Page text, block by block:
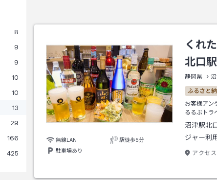
8
9
9
10
10
13
29
166
425
無線LAN
駅徒歩5分
駐車場あり
くれ
北口
静岡県
ふるさと
お客様アン
るるぶトラ
沼津駅北
ジャー利
アクセス